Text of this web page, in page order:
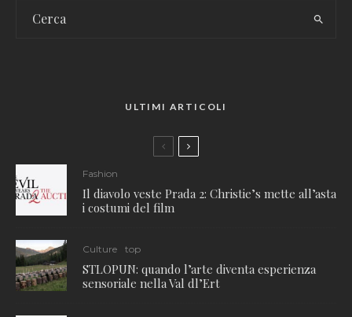
ULTIMI ARTICOLI
Fashion
Il diavolo veste Prada 2: Christie’s mette all’asta
i costumi del film
Culture top
STLOPUN: quando l’arte diventa esperienza
sensoriale nella Val dl’Ert